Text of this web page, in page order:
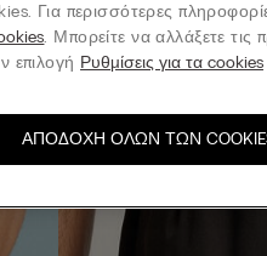
Για περισσότερες
. Μπορείτε να αλλάξετε τις
επιλογή Ρυθμίσεις για τα cookies
ΑΠΟΔΟΧΉ ΌΛΩΝ ΤΩΝ